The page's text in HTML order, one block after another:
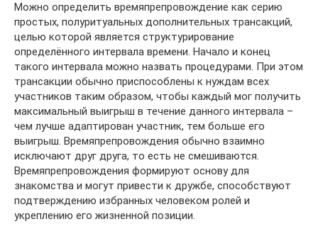
Можно определить времяпрепровождение как серию
простых, полуритуальных дополнительных трансакций,
целью которой является структурирование
определённого интервала времени. Начало и конец
такого интервала можно назвать процедурами. При этом
трансакции обычно приспособлены к нуждам всех
участников таким образом, чтобы каждый мог получить
максимальный выигрыш в течение данного интервала –
чем лучше адаптирован участник, тем больше его
выигрыш. Времяпрепровождения обычно взаимно
исключают друг друга, то есть не смешиваются.
Времяпрепровождения формируют основу для
знакомства и могут привести к дружбе, способствуют
подтверждению избранных человеком ролей и
укреплению его жизненной позиции.